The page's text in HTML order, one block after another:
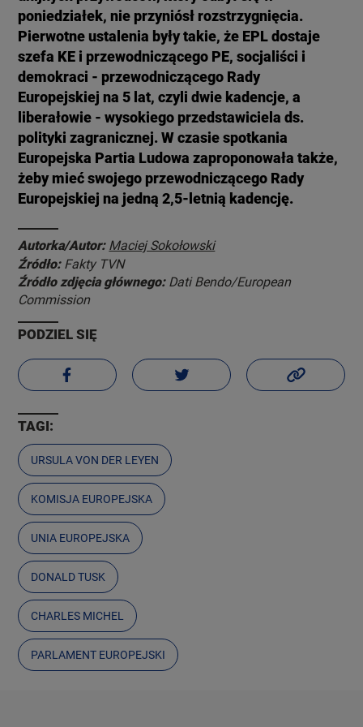
poniedziałek, nie przyniósł rozstrzygnięcia.
Pierwotne ustalenia były takie, że EPL dostaje
szefa KE i przewodniczącego PE, socjaliści i
demokraci - przewodniczącego Rady
Europejskiej na 5 lat, czyli dwie kadencje, a
liberałowie - wysokiego przedstawiciela ds.
polityki zagranicznej. W czasie spotkania
Europejska Partia Ludowa zaproponowała także,
żeby mieć swojego przewodniczącego Rady
Europejskiej na jedną 2,5-letnią kadencję.
Autorka/Autor: Maciej Sokołowski
Źródło: Fakty TVN
Źródło zdjęcia głównego: Dati Bendo/European
Commission
PODZIEL SIĘ
TAGI:
URSULA VON DER LEYEN
KOMISJA EUROPEJSKA
UNIA EUROPEJSKA
DONALD TUSK
CHARLES MICHEL
PARLAMENT EUROPEJSKI